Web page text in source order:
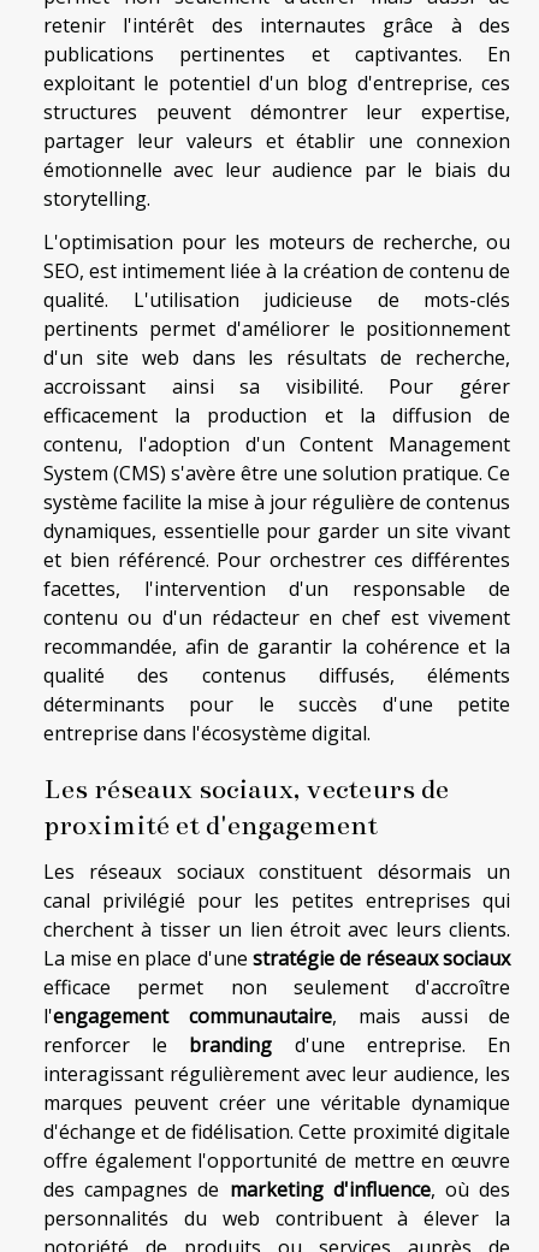
retenir l'intérêt des internautes grâce à des
publications pertinentes et captivantes. En
exploitant le potentiel d'un blog d'entreprise, ces
structures peuvent démontrer leur expertise,
partager leur valeurs et établir une connexion
émotionnelle avec leur audience par le biais du
storytelling.
L'optimisation pour les moteurs de recherche, ou
SEO, est intimement liée à la création de contenu de
qualité. L'utilisation judicieuse de mots-clés
pertinents permet d'améliorer le positionnement
d'un site web dans les résultats de recherche,
accroissant ainsi sa visibilité. Pour gérer
efficacement la production et la diffusion de
contenu, l'adoption d'un Content Management
System (CMS) s'avère être une solution pratique. Ce
système facilite la mise à jour régulière de contenus
dynamiques, essentielle pour garder un site vivant
et bien référencé. Pour orchestrer ces différentes
facettes, l'intervention d'un responsable de
contenu ou d'un rédacteur en chef est vivement
recommandée, afin de garantir la cohérence et la
qualité des contenus diffusés, éléments
déterminants pour le succès d'une petite
entreprise dans l'écosystème digital.
Les réseaux sociaux, vecteurs de
proximité et d'engagement
Les réseaux sociaux constituent désormais un
canal privilégié pour les petites entreprises qui
cherchent à tisser un lien étroit avec leurs clients.
La mise en place d'une stratégie de réseaux sociaux
efficace permet non seulement d'accroître
l'engagement communautaire, mais aussi de
renforcer le branding d'une entreprise. En
interagissant régulièrement avec leur audience, les
marques peuvent créer une véritable dynamique
d'échange et de fidélisation. Cette proximité digitale
offre également l'opportunité de mettre en œuvre
des campagnes de marketing d'influence, où des
personnalités du web contribuent à élever la